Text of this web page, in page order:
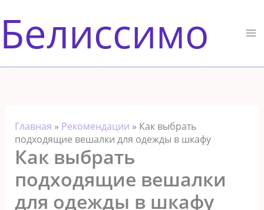
к
содержимому
Белиссимо
Главная » Рекомендации » Как выбрать
подходящие вешалки для одежды в шкафу
Как выбрать
подходящие вешалки
для одежды в шкафу